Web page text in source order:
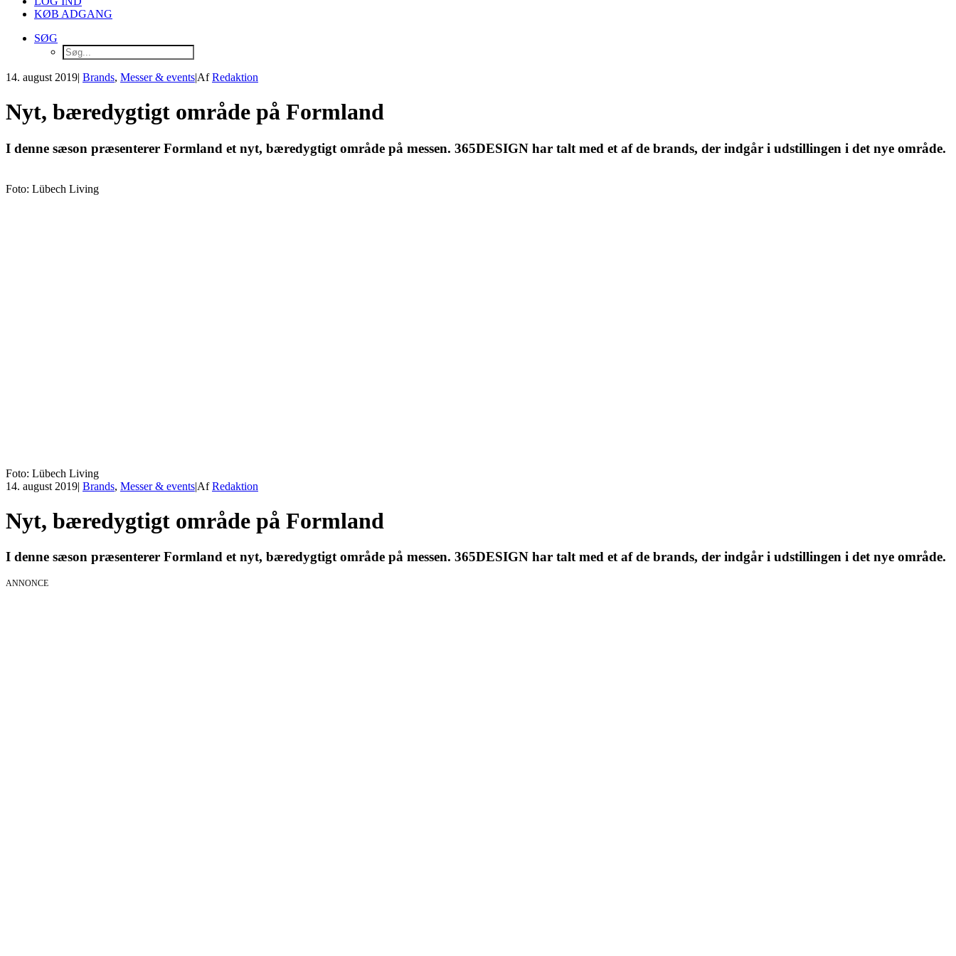
KØB ADGANG
SØG
14. august 2019| Brands, Messer & events|AfRedaktion
Nyt, bæredygtigt område på Formland
I denne sæson præsenterer Formland et nyt, bæredygtigt område på messen. 365DESIGN har talt med et af de brands, der indgår i udstillingen i det nye område.
Foto: Lübech Living
Foto: Lübech Living
14. august 2019| Brands, Messer & events|AfRedaktion
Nyt, bæredygtigt område på Formland
I denne sæson præsenterer Formland et nyt, bæredygtigt område på messen. 365DESIGN har talt med et af de brands, der indgår i udstillingen i det nye område.
ANNONCE